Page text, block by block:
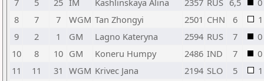
7
5 25 IM Kashlinskaya Alina 2357 RUS 6,5
0
8
7 7 WGM Tan Zhongyi 2501 CHN 6
1
9
2 1 GM Lagno Kateryna 2594 RUS 7
0
10
8 10 GM Koneru Humpy 2486 IND 7
0
11
11 31 WGM Krivec Jana 2194 SLO 5
1